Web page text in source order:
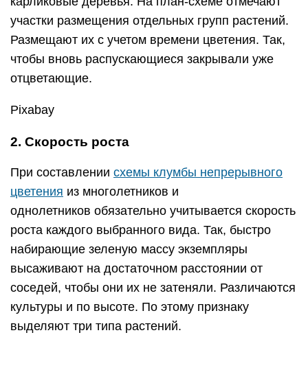
роста каждого выбранного вида. Так, быстро
набирающие зеленую массу экземпляры
высаживают на достаточном расстоянии от
соседей, чтобы они их не затеняли. Различаются
культуры и по высоте. По этому признаку
выделяют три типа растений.
Низкорослые
Вырастают не более 30-35 см. Они будут
основой для «цветущего ковра», если
высаживаются только низкорослые растения,
или нижним ярусом — для многоярусных
посадок. Хорошо смотрятся многоцветные
фигуры или рисунки, составленные из низких
разновидностей, цветущие окантовки для
бордюров и многое другое. Перечислим
востребованные низкорослые виды.